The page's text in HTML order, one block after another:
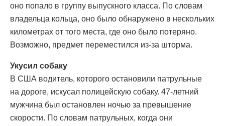
оно попало в группу выпускного класса. По словам
владельца кольца, оно было обнаружено в нескольких
километрах от того места, где оно было потеряно.
Возможно, предмет переместился из-за шторма.
Укусил собаку
В США водитель, которого остановили патрульные
на дороге, искусал полицейскую собаку. 47-летний
мужчина был остановлен ночью за превышение
скорости. По словам патрульных, когда они